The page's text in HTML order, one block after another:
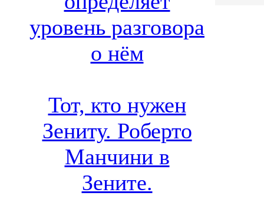
уровень разговора
о нём
Тот, кто нужен
Зениту. Роберто
Манчини в
Зените.